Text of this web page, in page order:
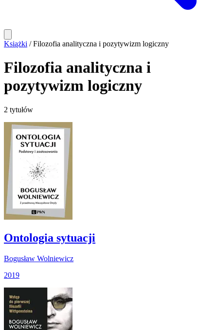
Książki / Filozofia analityczna i pozytywizm logiczny
Filozofia analityczna i
pozytywizm logiczny
2 tytułów
Ontologia sytuacji
Bogusław Wolniewicz
2019